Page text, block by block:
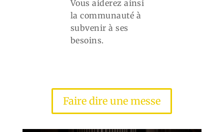
Vous aiderez ainsi
la communauté à
subvenir à ses
besoins.
Faire dire une messe